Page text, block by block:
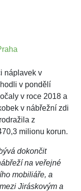
náplavek v
v pondělí
v roce 2018 a
v nábřežní zdi
z
milionu korun.
dokončit
na veřejné
mobiliáře, a
Jiráskovým a